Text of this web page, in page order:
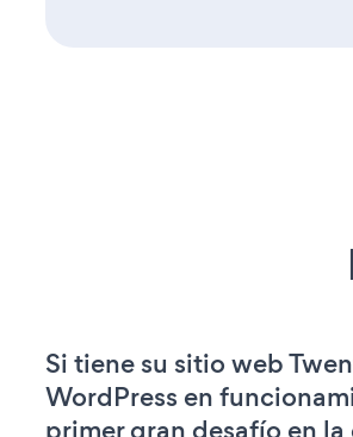
Si tiene su sitio web
WordPress en